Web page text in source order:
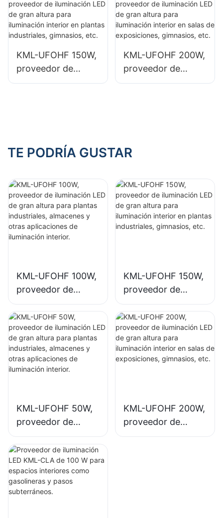
plantas
industriales,
almacenes y otras
iluminación interior.
plantas
industriales,
almacenes y otras
iluminación interior.
KML-UFOHF 150W,
proveedor de
iluminación LED de
gimnasios, etc.
KML-UFOHF 200W,
proveedor de
iluminación LED de
gimnasios, etc.
TE PODRÍA GUSTAR
KML-UFOHF 100W,
proveedor de
iluminación LED de
gran altura para
plantas
industriales,
almacenes y otras
aplicaciones de
KML-UFOHF 150W,
proveedor de
iluminación LED de
gran altura para
iluminación interior
en plantas
industriales,
KML-UFOHF 50W,
proveedor de
iluminación LED de
gran altura para
plantas
industriales,
almacenes y otras
KML-UFOHF 200W,
proveedor de
iluminación LED de